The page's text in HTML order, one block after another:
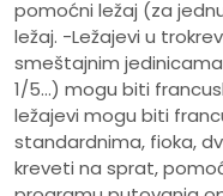
pomoćni ležaj (za
ležaj. -Ležajevi u
smeštajnim
1/5…) mogu biti
ležajevi mogu biti
standardnima, fioka,
kreveti na sprat,